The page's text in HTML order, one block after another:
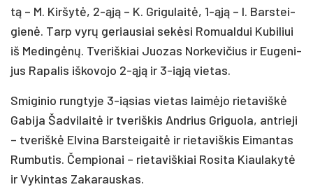
tą – M. Kir­šy­tė, 2-ąją – K. Gri­gu­lai­tė, 1-ąją – I. Bars­tei­
gie­nė. Tarp vy­rų ge­riau­siai se­kė­si Ro­mual­dui Ku­bi­liui
iš Me­din­gė­nų. Tve­riš­kiai Juo­zas Nor­ke­vi­čius ir Eu­ge­ni­
jus Ra­pa­lis iš­ko­vo­jo 2-ąją ir 3-ią­ją vie­tas.
Smi­gi­nio rung­ty­je 3-ią­sias vie­tas lai­mė­jo rie­ta­viš­kė
Ga­bi­ja Šad­vi­lai­tė ir tve­riš­kis And­rius Gri­guo­la, ant­rie­ji
– tve­riš­kė El­vi­na Bars­tei­gai­tė ir rie­ta­viš­kis Ei­man­tas
Rum­bu­tis. Čem­pio­nai – rie­ta­viš­kiai Ro­si­ta Kiau­la­ky­tė
ir Vy­kin­tas Za­ka­raus­kas.